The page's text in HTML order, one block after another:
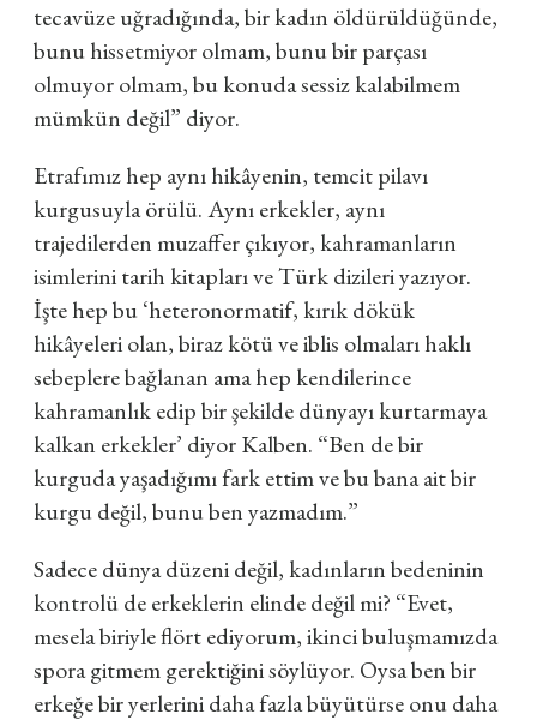
tecavüze uğradığında, bir kadın öldürüldüğünde,
bunu hissetmiyor olmam, bunu bir parçası
olmuyor olmam, bu konuda sessiz kalabilmem
mümkün değil” diyor.
Etrafımız hep aynı hikâyenin, temcit pilavı
kurgusuyla örülü. Aynı erkekler, aynı
trajedilerden muzaffer çıkıyor, kahramanların
isimlerini tarih kitapları ve Türk dizileri yazıyor.
İşte hep bu‘heteronormatif, kırık dökük
hikâyeleri olan, biraz kötü ve iblis olmaları haklı
sebeplere bağlanan ama hep kendilerince
kahramanlık edip bir şekilde dünyayı kurtarmaya
kalkan erkekler’ diyor Kalben. “Ben de bir
kurguda yaşadığımı fark ettim ve bu bana ait bir
kurgu değil, bunu ben yazmadım.”
Sadece dünya düzeni değil, kadınların bedeninin
kontrolü de erkeklerin elinde değil mi? “Evet,
mesela biriyle flört ediyorum, ikinci buluşmamızda
spora gitmem gerektiğini söylüyor. Oysa ben bir
erkeğe bir yerlerini daha fazla büyütürse onu daha